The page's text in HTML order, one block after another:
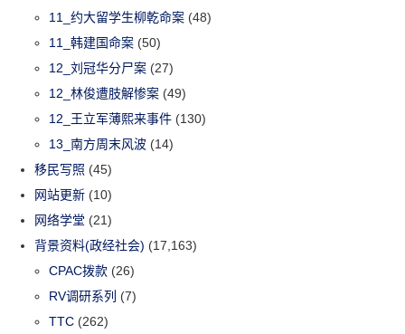
11_约大留学生柳乾命案 (48)
11_韩建国命案 (50)
12_刘冠华分尸案 (27)
12_林俊遭肢解惨案 (49)
12_王立军薄熙来事件 (130)
13_南方周末风波 (14)
移民写照 (45)
网站更新 (10)
网络学堂 (21)
背景资料(政经社会) (17,163)
CPAC拨款 (26)
RV调研系列 (7)
TTC (262)